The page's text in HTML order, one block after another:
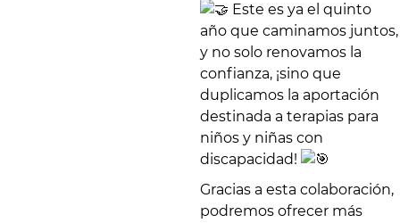
Este es ya el quinto
año que caminamos juntos,
y no solo renovamos la
confianza, ¡sino que
duplicamos la aportación
destinada a terapias para
niños y niñas con
discapacidad!
Gracias a esta colaboración,
podremos ofrecer más